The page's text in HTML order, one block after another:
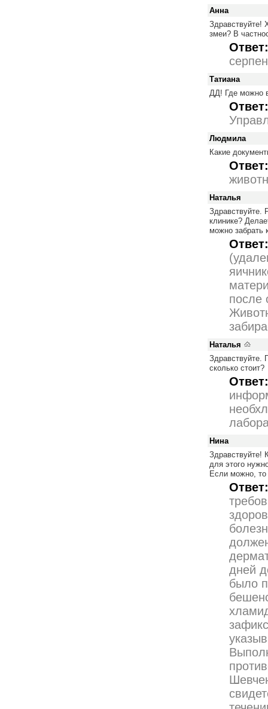
Анна
Здравствуйте!
змеи? В
Ответ:
Татиана
ДД! Где можно
Ответ:
Людмила
Какие
Ответ:
Наталья
Здравствуйте.
клинике?
можно забрать
Ответ:
после
Наталья
Здравствуйте.
сколько стоит?
Ответ:
Нина
Здравствуйте!
для этого
Если можно, то
Ответ:
дней
было